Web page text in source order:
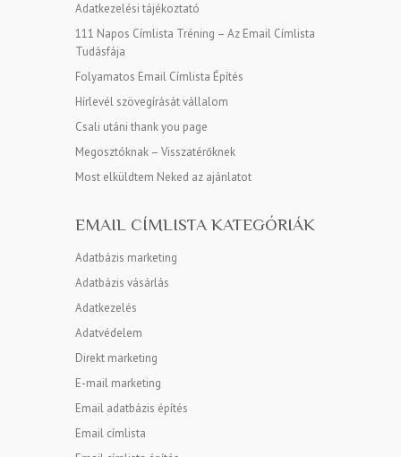
Adatkezelési tájékoztató
111 Napos Címlista Tréning – Az Email Címlista
Tudásfája
Folyamatos Email Címlista Építés
Hírlevél szövegírását vállalom
Csali utáni thank you page
Megosztóknak – Visszatérőknek
Most elküldtem Neked az ajánlatot
EMAIL CÍMLISTA KATEGÓRIÁK
Adatbázis marketing
Adatbázis vásárlás
Adatkezelés
Adatvédelem
Direkt marketing
E-mail marketing
Email adatbázis építés
Email címlista